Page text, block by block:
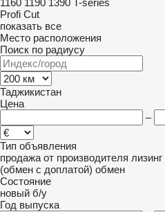
1160 1190 1390 T-series
Profi Cut
показать все
Место расположения
Поиск по радиусу
Таджикистан
Цена
–
Тип объявления
продажа от производителя лизинг
(обмен с доплатой) обмен
Состояние
новый б/у
Год выпуска